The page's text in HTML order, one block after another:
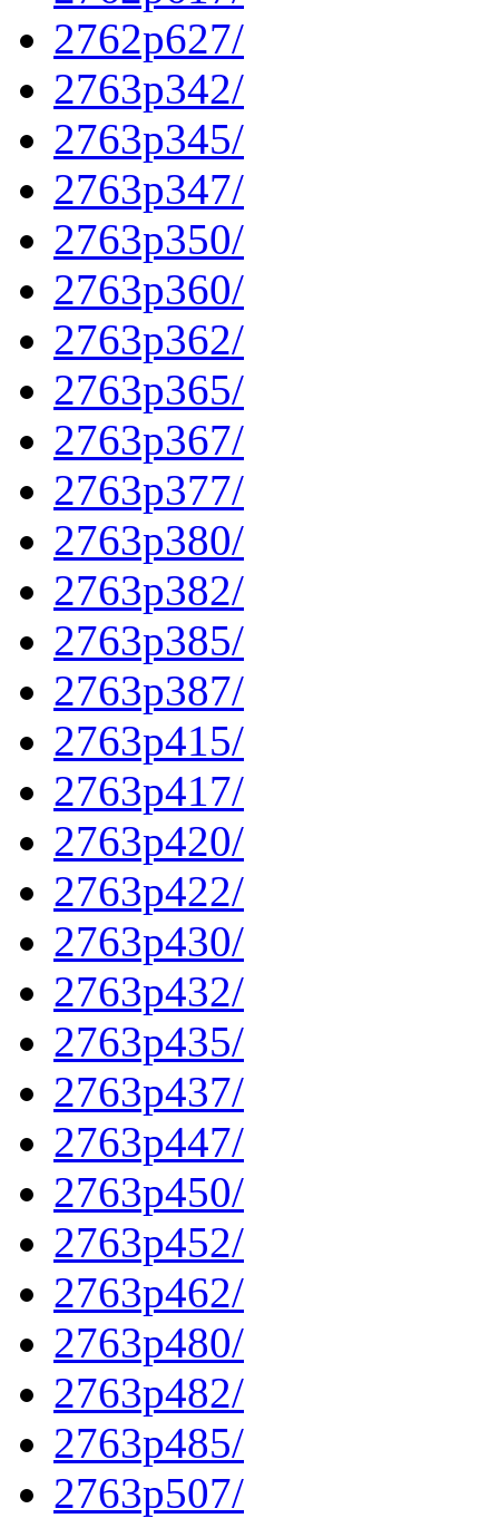
2762p627/
2763p342/
2763p345/
2763p347/
2763p350/
2763p360/
2763p362/
2763p365/
2763p367/
2763p377/
2763p380/
2763p382/
2763p385/
2763p387/
2763p415/
2763p417/
2763p420/
2763p422/
2763p430/
2763p432/
2763p435/
2763p437/
2763p447/
2763p450/
2763p452/
2763p462/
2763p480/
2763p482/
2763p485/
2763p507/